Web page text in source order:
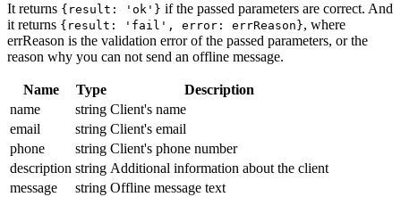
It returns {result: 'ok'} if the passed parameters are correct. And
it returns {result: 'fail', error: errReason}, where
errReason is the validation error of the passed parameters, or the
reason why you can not send an offline message.
Name Type
Description
name
string Client's name
email
string Client's email
phone
string Client's phone number
description string Additional information about the client
message
string Offline message text